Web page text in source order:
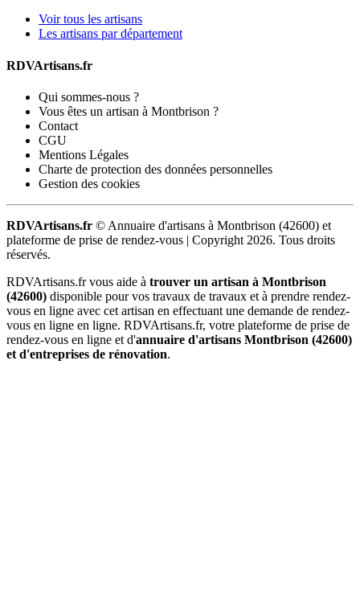
Voir tous les artisans
Les artisans par département
RDVArtisans.fr
Qui sommes-nous ?
Vous êtes un artisan à Montbrison ?
Contact
CGU
Mentions Légales
Charte de protection des données personnelles
Gestion des cookies
RDVArtisans.fr © Annuaire d'artisans à Montbrison (42600) et
plateforme de prise de rendez-vous | Copyright 2026. Tous droits
réservés.
RDVArtisans.fr vous aide à trouver un artisan à Montbrison
(42600) disponible pour vos travaux de travaux et à prendre rendez-
vous en ligne avec cet artisan en effectuant une demande de rendez-
vous en ligne en ligne. RDVArtisans.fr, votre plateforme de prise de
rendez-vous en ligne et d'annuaire d'artisans Montbrison (42600)
et d'entreprises de rénovation.